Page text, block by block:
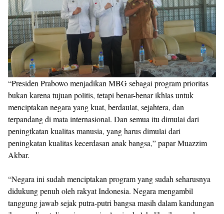
“Presiden Prabowo menjadikan MBG sebagai program prioritas
bukan karena tujuan politis, tetapi benar-benar ikhlas untuk
menciptakan negara yang kuat, berdaulat, sejahtera, dan
terpandang di mata internasional. Dan semua itu dimulai dari
peningtkatan kualitas manusia, yang harus dimulai dari
peningkatan kualitas kecerdasan anak bangsa,” papar Muazzim
Akbar.
“Negara ini sudah menciptakan program yang sudah seharusnya
didukung penuh oleh rakyat Indonesia. Negara mengambil
tanggung jawab sejak putra-putri bangsa masih dalam kandungan